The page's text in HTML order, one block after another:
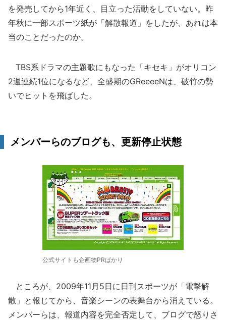
を発売してから1年近く、目立った活動をしていない。昨
年秋に一部スポーツ紙が「解散報道」をしたが、あれは本
当のことだったのか。
TBS系ドラマの主題歌にもなった「キセキ」がオリコン
2週連続1位になるなど、全盛期のGReeeeNは、破竹の勢
いでヒットを飛ばした。
メンバーらのブログも、更新停止状態
公式サイトも企画物PRばかり
ところが、2009年11月5日に日刊スポーツが「電撃解
散」と報じてから、音楽シーンの表舞台から消えている。
メンバーらは、報道内容を完全否定して、ブログで怒りさ